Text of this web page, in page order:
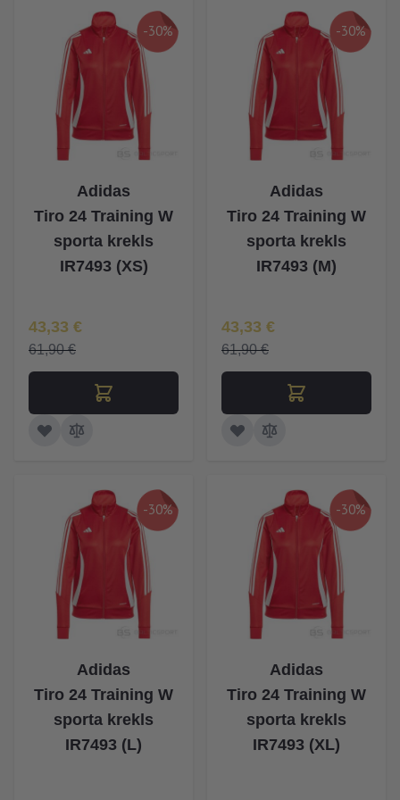
-30%
Adidas
Tiro 24 Training W
sporta krekls
IR7493 (XS)
Īpaša Cena
43,33 €
61,90 €
-30%
Adidas
Tiro 24 Training W
sporta krekls
IR7493 (M)
Īpaša Cena
43,33 €
61,90 €
-30%
Adidas
Tiro 24 Training W
sporta krekls
IR7493 (L)
-30%
Adidas
Tiro 24 Training W
sporta krekls
IR7493 (XL)